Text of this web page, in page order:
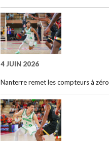
4 JUIN 2026
Nanterre remet les compteurs à zéro